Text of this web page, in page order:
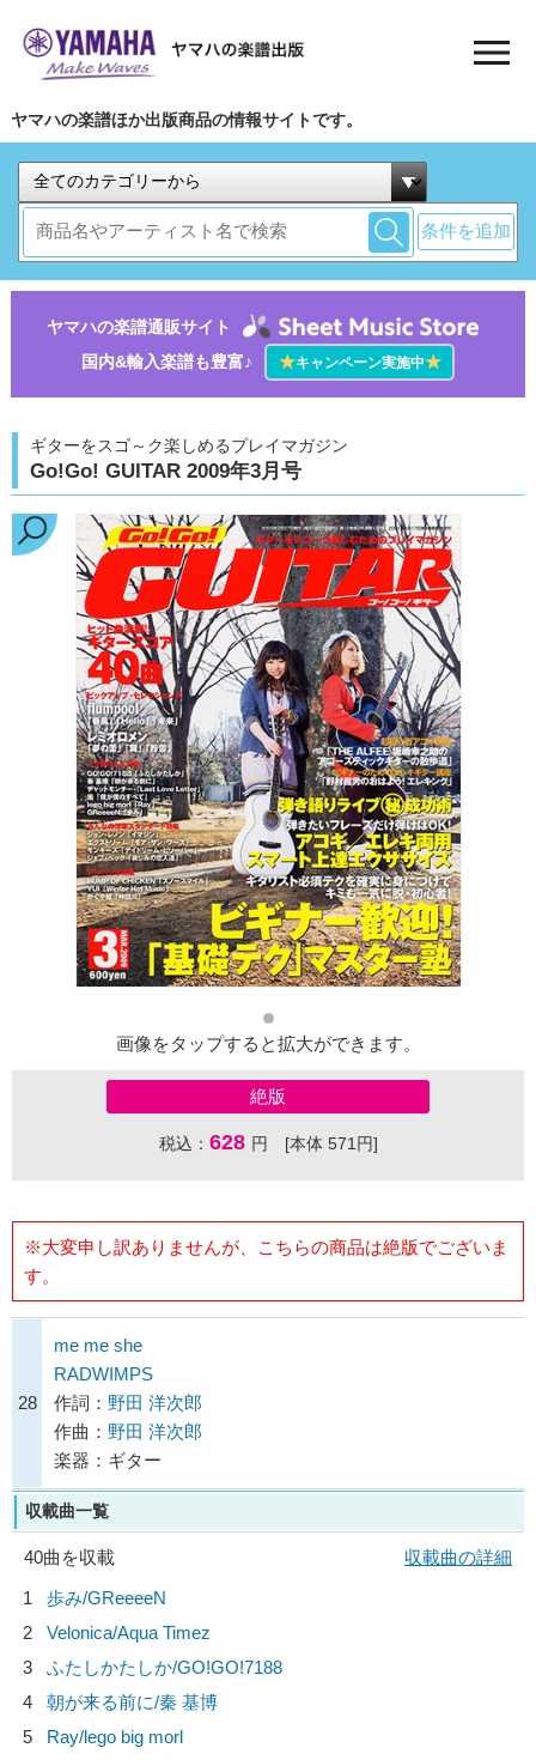
ヤマハの楽譜ほか出版商品の情報サイトです。
条件を追加
ヤマハの楽譜通販サイト
国内&輸入楽譜も豊富♪
★キャンペーン実施中★
ギターをスゴ～ク楽しめるプレイマガジン
Go!Go! GUITAR 2009年3月号
画像をタップすると拡大ができます。
絶版
税込： 628 円 [本体 571円]
※大変申し訳ありませんが、こちらの商品は絶版でございま
す。
28
me me she
RADWIMPS
作詞： 野田 洋次郎
作曲： 野田 洋次郎
楽器：ギター
収載曲一覧
40曲を収載
収載曲の詳細
1
歩み/GReeeeN
2
Velonica/Aqua Timez
3
ふたしかたしか/GO!GO!7188
4
朝が来る前に/秦 基博
5
Ray/lego big morl